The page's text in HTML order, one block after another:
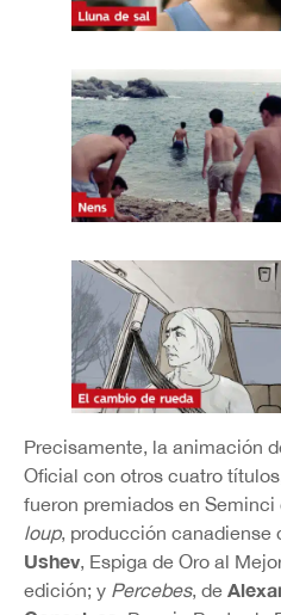
Precisamente, la animación
Oficial con otros cuatro
fueron premiados en
loup, producción canadiense
Ushev, Espiga de Oro al
edición; y Percebes, de